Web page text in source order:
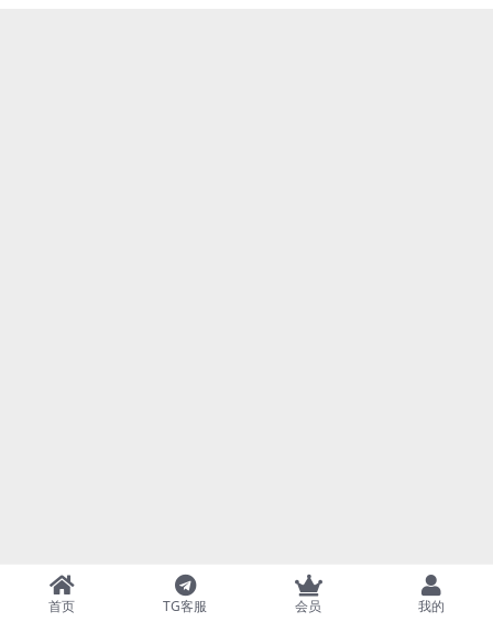
首页 TG客服 会员 我的